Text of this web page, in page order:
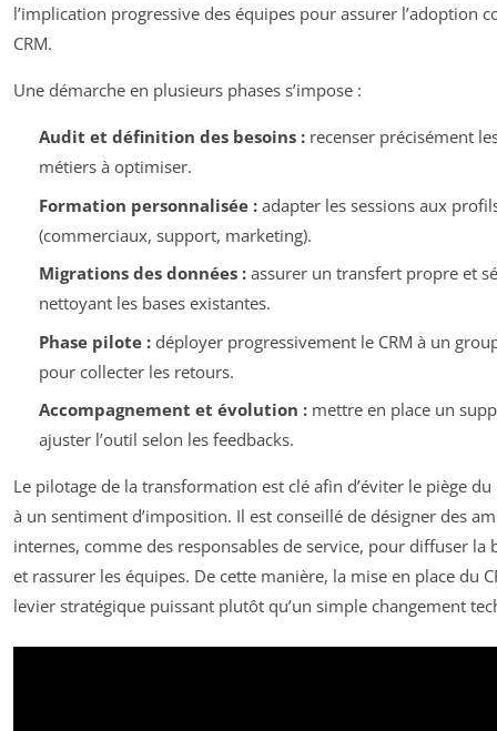
l’implication progressive des équipes pour assurer l’adoption
CRM.
Une démarche en plusieurs phases s’impose :
Audit et définition des besoins :recenser précisément
métiers à optimiser.
Formation personnalisée :adapter les sessions aux
(commerciaux, support, marketing).
Migrations des données :assurer un transfert propre et
nettoyant les bases existantes.
Phase pilote :déployer progressivement le CRM à un
pour collecter les retours.
Accompagnement et évolution :mettre en place un
ajuster l’outil selon les feedbacks.
Le pilotage de la transformation est clé afin d’éviter le piège
à un sentiment d’imposition. Il est conseillé de désigner des
internes, comme des responsables de service, pour diffuser la
et rassurer les équipes. De cette manière, la mise en place du
levier stratégique puissant plutôt qu’un simple changement